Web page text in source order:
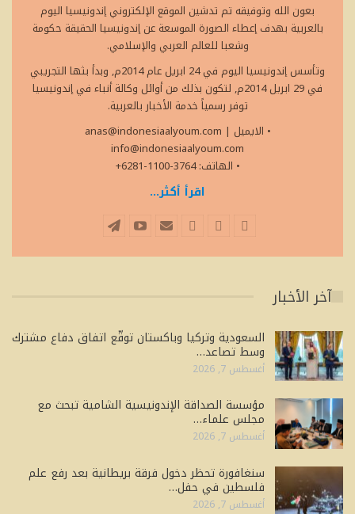
بعون الله وتوفيقه تم تدشين الموقع الإلكتروني إندونيسيا اليوم
بالعربية بهدف إعطاء الصورة الموسعة عن إندونيسيا الحقيقة حكومة
وشعبا للعالم العربي والإسلامي.
وتأسس إندونيسيا اليوم في 24 ابريل عام 2014م, وبدأ بثها التجريبي
في 29 ابريل 2014م, لتكون بذلك من أوائل وكالة أنباء في إندونيسيا
توفر رسمياً خدمة الأخبار بالعربية.
• الايميل
anas@indonesiaalyoum.com |
info@indonesiaalyoum.com
• الهاتف: 3764-1100-6281+
اقرأ أكثر...
آخر الأخبار
السعودية وتركيا وباكستان توقّع اتفاق دفاع مشترك
وسط تصاعد…
أغسطس 7, 2026
مؤسسة الصداقة الإندونيسية الشامية تبحث مع
مجلس علماء…
أغسطس 7, 2026
سنغافورة تحظر دخول فرقة بريطانية بعد رفع علم
فلسطين في حفل…
أغسطس 7, 2026